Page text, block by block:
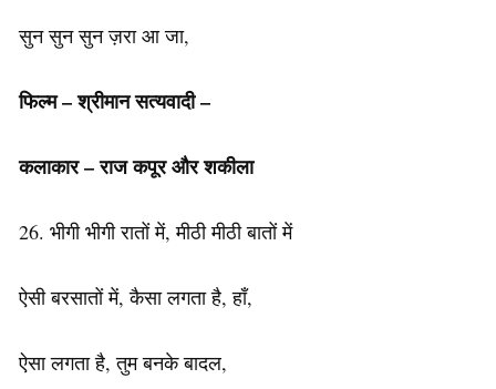
सुन सुन सुन ज़रा आ जा,
फिल्म – श्रीमान सत्यवादी –
कलाकार – राज कपूर और शकीला
26. भीगी भीगी रातों में, मीठी मीठी बातों में
ऐसी बरसातों में, कैसा लगता है, हाँ,
ऐसा लगता है, तुम बनके बादल,